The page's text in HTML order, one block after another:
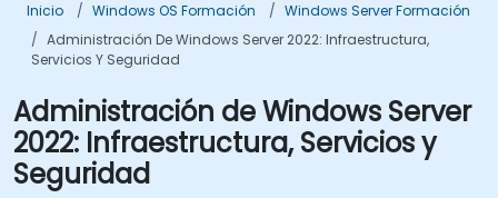
Inicio Windows OS Formación
Windows Server Formación
Administración De Windows Server 2022: Infraestructura,
Servicios Y Seguridad
Administración de Windows Server
2022: Infraestructura, Servicios y
Seguridad